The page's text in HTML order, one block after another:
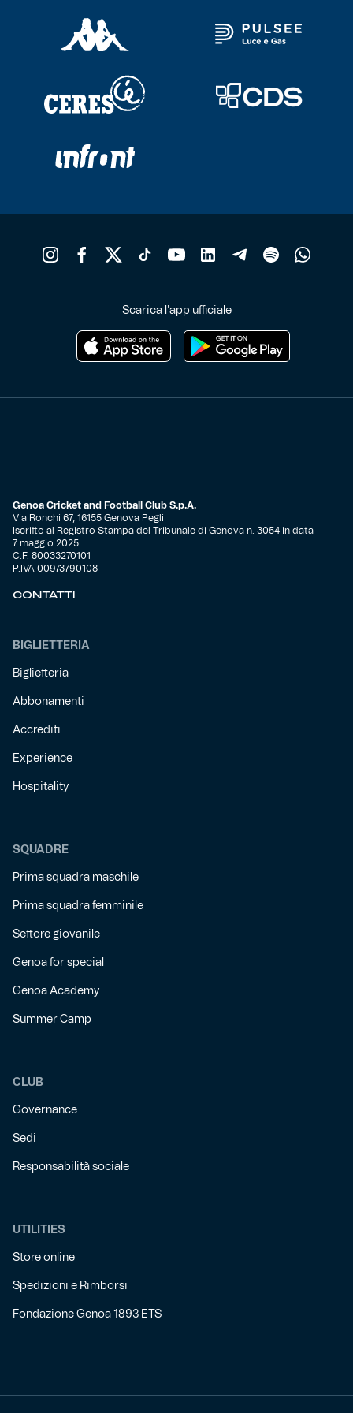
Scarica l'app ufficiale
Genoa Cricket and Football Club S.p.A.
Via Ronchi 67, 16155 Genova Pegli
Iscritto al Registro Stampa del Tribunale di Genova n. 3054 in data
7 maggio 2025
C.F. 80033270101
P.IVA 00973790108
CONTATTI
BIGLIETTERIA
Biglietteria
Abbonamenti
Accrediti
Experience
Hospitality
SQUADRE
Prima squadra maschile
Prima squadra femminile
Settore giovanile
Genoa for special
Genoa Academy
Summer Camp
CLUB
Governance
Sedi
Responsabilità sociale
UTILITIES
Store online
Spedizioni e Rimborsi
Fondazione Genoa 1893 ETS